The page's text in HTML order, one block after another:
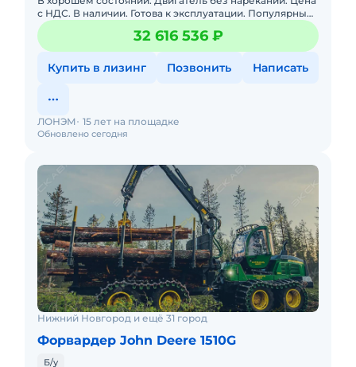
с НДС. В наличии. Готова к эксплуатации. Популярный
лесопогрузчик с захватом SuperGrip 360 для трелевки
леса
32 616 536 ₽
Купить в лизинг Позвонить Написать
Обновлено сегодня
ЛОНЭМ 15 лет на площадке
Нижний Новгород и ещё 31 город
Форвардер John Deere 1510G
Б/у